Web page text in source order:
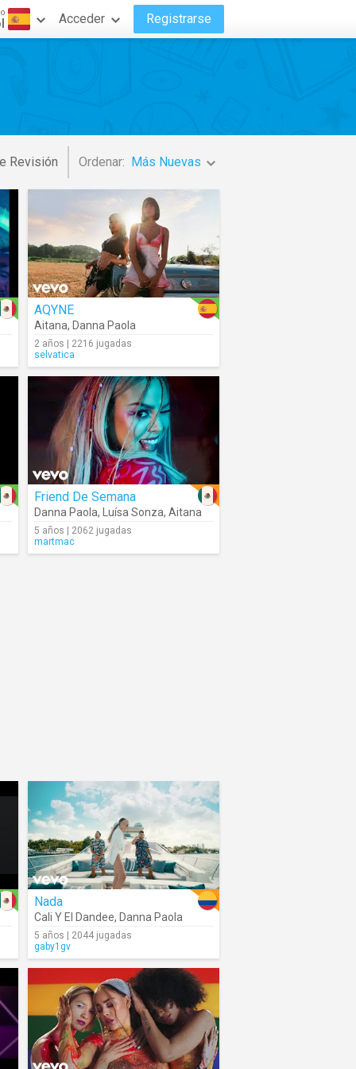
Acceder Registrarse
Revisión Ordenar: Más Nuevas
AQYNE
Aitana, Danna Paola
2 años | 2216 jugadas
selvatica
Friend De Semana
Danna Paola, Luísa Sonza, Aitana
5 años | 2062 jugadas
martmac
Nada
Cali Y El Dandee, Danna Paola
5 años | 2044 jugadas
gaby1gv